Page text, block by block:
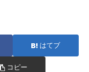
はてブ
コピー